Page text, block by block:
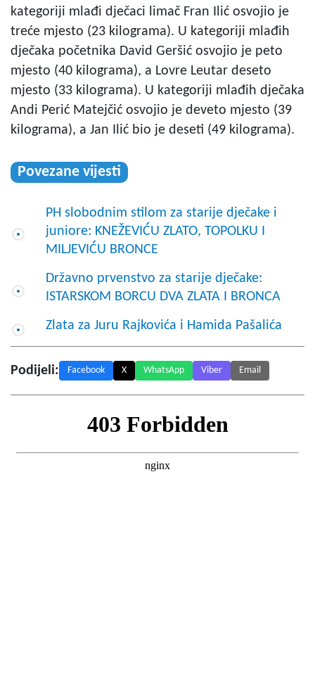
kategoriji mlađi dječaci limač Fran Ilić osvojio je
treće mjesto (23 kilograma). U kategoriji mlađih
dječaka početnika David Geršić osvojio je peto
mjesto (40 kilograma), a Lovre Leutar deseto
mjesto (33 kilograma). U kategoriji mlađih dječaka
Andi Perić Matejčić osvojio je deveto mjesto (39
kilograma), a Jan Ilić bio je deseti (49 kilograma).
Povezane vijesti
PH slobodnim stilom za starije dječake i
juniore: KNEŽEVIĆU ZLATO, TOPOLKU I
MILJEVIĆU BRONCE
Državno prvenstvo za starije dječake:
ISTARSKOM BORCU DVA ZLATA I BRONCA
Zlata za Juru Rajkovića i Hamida Pašalića
Podijeli: Facebook X WhatsApp Viber Email